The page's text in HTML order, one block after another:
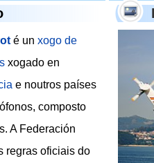
é unxogo de
xogado en
e noutros países
composto
A Federación
regras oficiais do